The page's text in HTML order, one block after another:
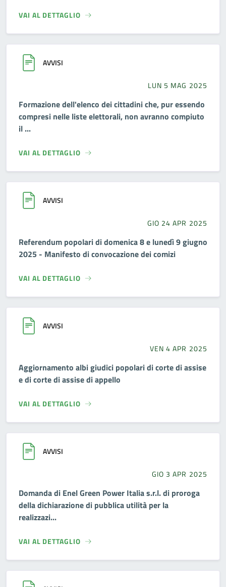
VAI AL DETTAGLIO
AVVISI
LUN 5 MAG 2025
Formazione dell'elenco dei cittadini che, pur essendo
compresi nelle liste elettorali, non avranno compiuto
il ...
VAI AL DETTAGLIO
AVVISI
GIO 24 APR 2025
Referendum popolari di domenica 8 e lunedì 9 giugno
2025 - Manifesto di convocazione dei comizi
VAI AL DETTAGLIO
AVVISI
VEN 4 APR 2025
Aggiornamento albi giudici popolari di corte di assise
e di corte di assise di appello
VAI AL DETTAGLIO
AVVISI
GIO 3 APR 2025
Domanda di Enel Green Power Italia s.r.l. di proroga
della dichiarazione di pubblica utilità per la
realizzazi...
VAI AL DETTAGLIO